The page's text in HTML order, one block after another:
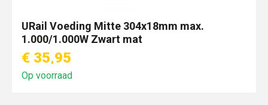
URail Voeding Mitte 304x18mm max.
1.000/1.000W Zwart mat
€ 35,95
Op voorraad